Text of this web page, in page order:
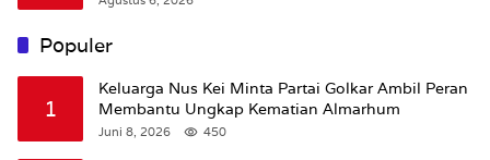
Populer
1
Keluarga Nus Kei Minta Partai Golkar Ambil Peran
Membantu Ungkap Kematian Almarhum
Juni 8, 2026 450